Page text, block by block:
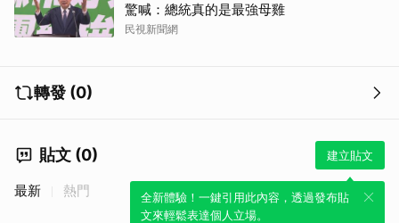
驚喊：總統真的是最強母雞
民視新聞網
轉發 (0)
貼文 (0) 建立貼文
全新體驗！一鍵引用此內容，透過發布貼
文來輕鬆表達個人立場。
最新 熱門